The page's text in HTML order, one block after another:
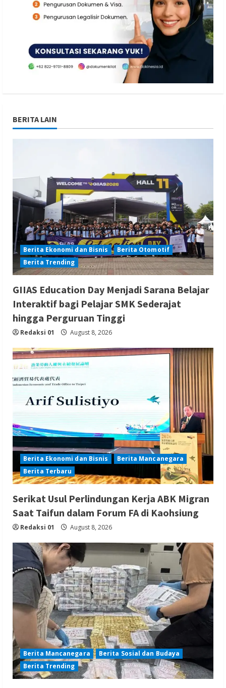
BERITA LAIN
Berita Ekonomi dan Bisnis
Berita Otomotif
Berita Trending
GIIAS Education Day Menjadi Sarana Belajar
Interaktif bagi Pelajar SMK Sederajat
hingga Perguruan Tinggi
Redaksi 01 August 8, 2026
Berita Ekonomi dan Bisnis
Berita Mancanegara
Berita Terbaru
Serikat Usul Perlindungan Kerja ABK Migran
Saat Taifun dalam Forum FA di Kaohsiung
Redaksi 01 August 8, 2026
Berita Mancanegara
Berita Sosial dan Budaya
Berita Trending